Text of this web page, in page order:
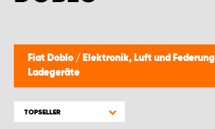
Fiat Doblo / Elektronik, Luft und Federung
Ladegeräte
TOPSELLER
MONTAGEPARTNER WIEN 1230
SCHAURAUM ÖSTERREICH